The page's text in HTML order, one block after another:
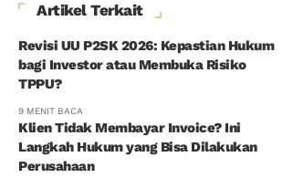
Artikel Terkait
Revisi UU P2SK 2026: Kepastian Hukum
bagi Investor atau Membuka Risiko
TPPU?
9 MENIT BACA
Klien Tidak Membayar Invoice? Ini
Langkah Hukum yang Bisa Dilakukan
Perusahaan